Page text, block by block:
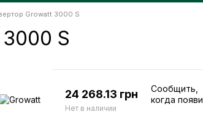
Growatt 3000 S
S
24 268.13 грн
Нет в наличии
Сообщить,
когда